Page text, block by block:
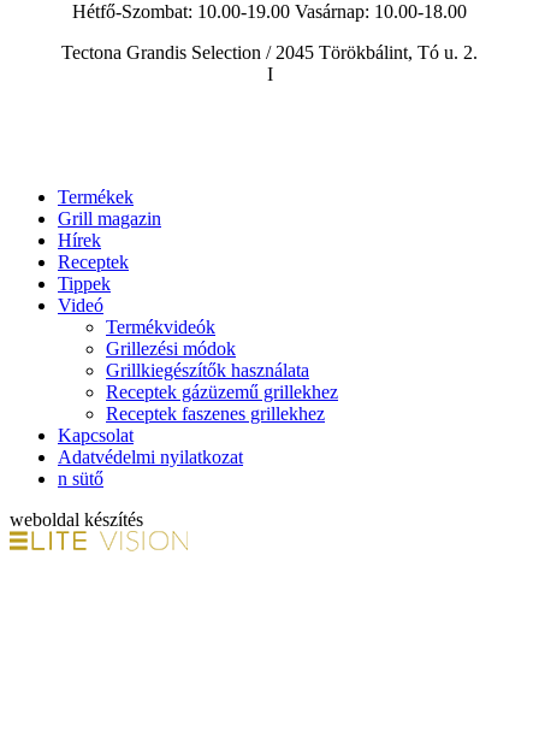
Hétfő-Szombat: 10.00-19.00 Vasárnap: 10.00-18.00
Tectona Grandis Selection / 2045 Törökbálint, Tó u. 2.
I
Termékek
Grill magazin
Hírek
Receptek
Tippek
Videó
Termékvideók
Grillezési módok
Grillkiegészítők használata
Receptek gázüzemű grillekhez
Receptek faszenes grillekhez
Kapcsolat
Adatvédelmi nyilatkozat
n sütő
weboldal készítés